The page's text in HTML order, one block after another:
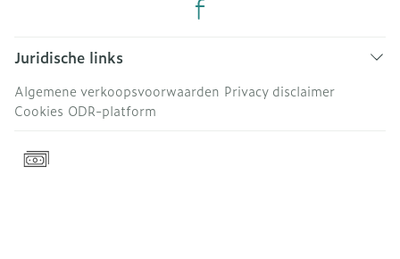
Juridische links
Algemene verkoopsvoorwaarden Privacy disclaimer
Cookies ODR-platform